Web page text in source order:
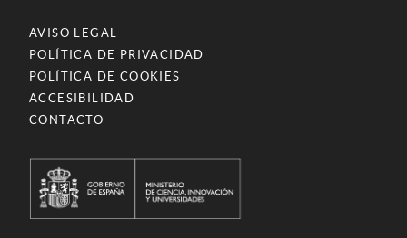
AVISO LEGAL
POLÍTICA DE PRIVACIDAD
POLÍTICA DE COOKIES
ACCESIBILIDAD
CONTACTO